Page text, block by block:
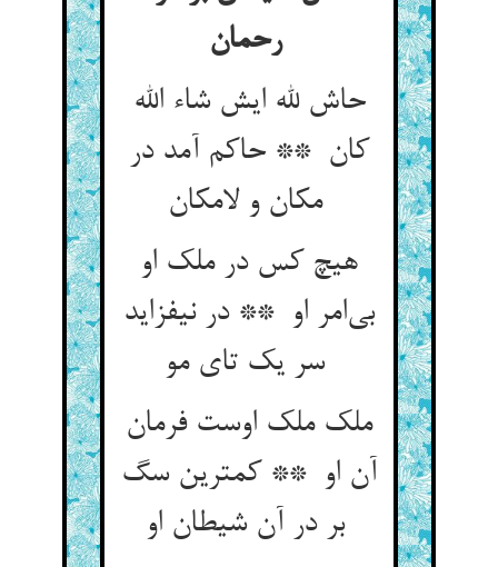
رحمان
حاش لله ایش شاء الله
کان ** حاکم آمد در
مکان و لامکان
هیچ کس در ملک او
بی‌امر او ** در نیفزاید
سر یک تای مو
ملک ملک اوست فرمان
آن او ** کمترین سگ
بر در آن شیطان او